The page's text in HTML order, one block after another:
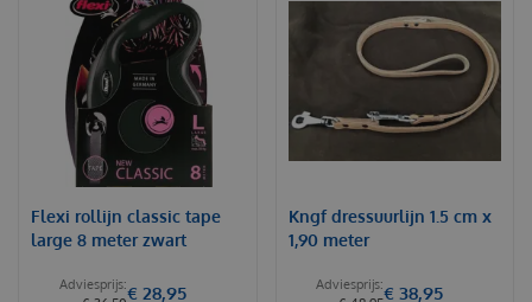
Flexi rollijn classic tape
large 8 meter zwart
€ 28,95
Kngf dressuurlijn 1.5 cm x
1,90 meter
€ 38,95